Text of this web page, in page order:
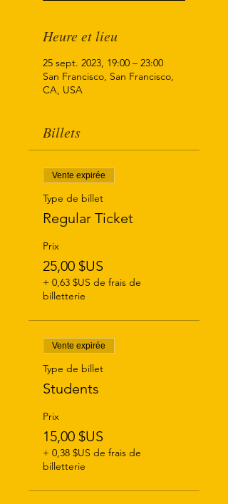
Heure et lieu
25 sept. 2023, 19:00 – 23:00
San Francisco, San Francisco,
CA, USA
Billets
Vente expirée
Type de billet
Regular Ticket
Prix
25,00 $US
+ 0,63 $US de frais de
billetterie
Vente expirée
Type de billet
Students
Prix
15,00 $US
+ 0,38 $US de frais de
billetterie